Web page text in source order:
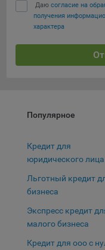
Компании, которой
данной цели:
Сервис хранения
компанией,
Рекламные
принимать меры по
Сайта, исходя из
осуществлять
материалов по
назначению для
Компании, которым
Даю согласие на
получения
характера
Популярное
Кредит для
юридического лица
Льготный кредит
бизнеса
Экспресс кредит
малого бизнеса
Кредит для ооо с